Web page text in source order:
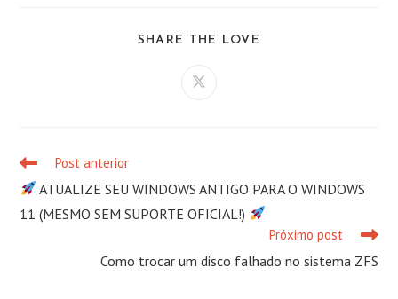
SHARE THE LOVE
Abre
Leia
mais
artigos
Post anterior
ATUALIZE SEU WINDOWS ANTIGO PARA O WINDOWS
11 (MESMO SEM SUPORTE OFICIAL!)
Próximo post
Como trocar um disco falhado no sistema ZFS